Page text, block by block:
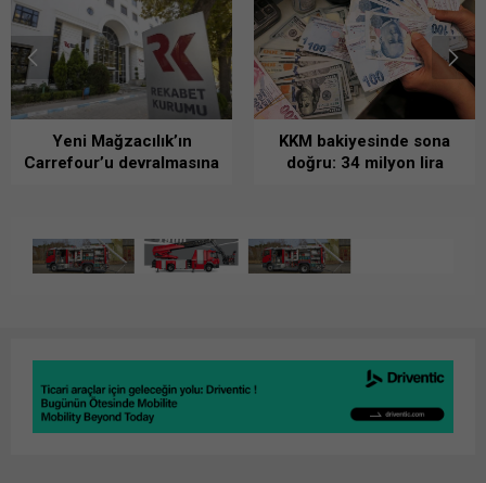
Yeni Mağzacılık’ın
Carrefour’u devralmasına
KKM bakiyesinde sona
doğru: 34 milyon lira